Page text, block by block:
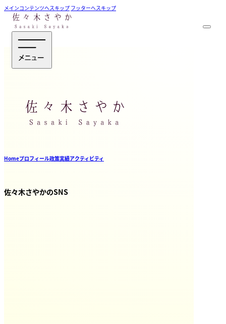
メインコンテンツへスキップ フッターへスキップ
Homeプロフィール政策実績アクティビティ
佐々木さやかのSNS